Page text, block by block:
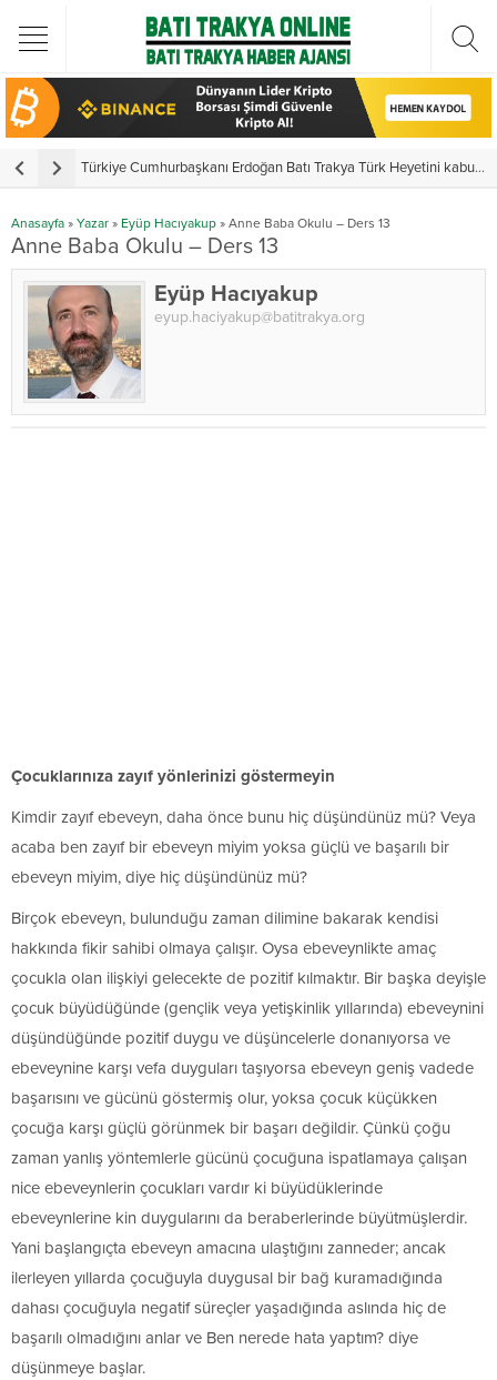
Türkiye Cumhurbaşkanı Erdoğan Batı Trakya Türk Heyetini kabul ettiYunanistan’da vekillerden 3
Anasayfa » Yazar » Eyüp Hacıyakup » Anne Baba Okulu – Ders 13
Anne Baba Okulu – Ders 13
Eyüp Hacıyakup
eyup.haciyakup@batitrakya.org
Çocuklarınıza zayıf yönlerinizi göstermeyin
Kimdir zayıf ebeveyn, daha önce bunu hiç düşündünüz mü? Veya
acaba ben zayıf bir ebeveyn miyim yoksa güçlü ve başarılı bir
ebeveyn miyim, diye hiç düşündünüz mü?
Birçok ebeveyn, bulunduğu zaman dilimine bakarak kendisi
hakkında fikir sahibi olmaya çalışır. Oysa ebeveynlikte amaç
çocukla olan ilişkiyi gelecekte de pozitif kılmaktır. Bir başka deyişle
çocuk büyüdüğünde (gençlik veya yetişkinlik yıllarında) ebeveynini
düşündüğünde pozitif duygu ve düşüncelerle donanıyorsa ve
ebeveynine karşı vefa duyguları taşıyorsa ebeveyn geniş vadede
başarısını ve gücünü göstermiş olur, yoksa çocuk küçükken
çocuğa karşı güçlü görünmek bir başarı değildir. Çünkü çoğu
zaman yanlış yöntemlerle gücünü çocuğuna ispatlamaya çalışan
nice ebeveynlerin çocukları vardır ki büyüdüklerinde
ebeveynlerine kin duygularını da beraberlerinde büyütmüşlerdir.
Yani başlangıçta ebeveyn amacına ulaştığını zanneder; ancak
ilerleyen yıllarda çocuğuyla duygusal bir bağ kuramadığında
dahası çocuğuyla negatif süreçler yaşadığında aslında hiç de
başarılı olmadığını anlar ve Ben nerede hata yaptım? diye
düşünmeye başlar.